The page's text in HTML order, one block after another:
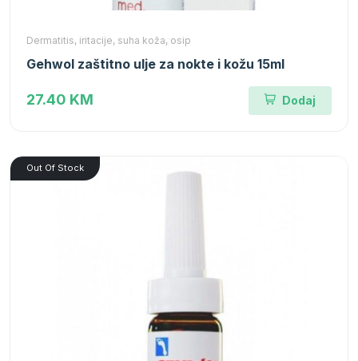
Dermatitis, iritacije, suha koža, osip
Gehwol zaštitno ulje za nokte i kožu 15ml
27.40 KM Dodaj
Out Of Stock